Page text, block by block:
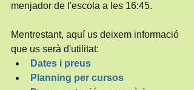
menjador de l'escola a les 16:45.
Mentrestant, aquí us deixem informació
que us serà d'utilitat:
Dates i preus
Planning per cursos